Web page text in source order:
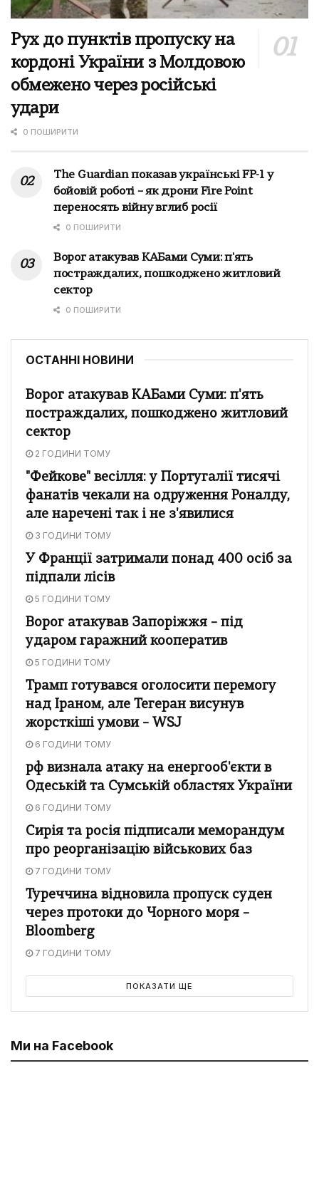
Рух до пунктів пропуску на
кордоні України з Молдовою
обмежено через російські
удари
0 ПОШИРИТИ
The Guardian показав українські FP-1 у
бойовій роботі – як дрони Fire Point
переносять війну вглиб росії
0 ПОШИРИТИ
Ворог атакував КАБами Суми: п'ять
постраждалих, пошкоджено житловий
сектор
0 ПОШИРИТИ
ОСТАННІ НОВИНИ
Ворог атакував КАБами Суми: п'ять
постраждалих, пошкоджено житловий
сектор
2 ГОДИНИ ТОМУ
"Фейкове" весілля: у Португалії тисячі
фанатів чекали на одруження Роналду,
але наречені так і не з'явилися
3 ГОДИНИ ТОМУ
У Франції затримали понад 400 осіб за
підпали лісів
5 ГОДИНИ ТОМУ
Ворог атакував Запоріжжя – під
ударом гаражний кооператив
5 ГОДИНИ ТОМУ
Трамп готувався оголосити перемогу
над Іраном, але Тегеран висунув
жорсткіші умови – WSJ
6 ГОДИНИ ТОМУ
рф визнала атаку на енергооб'єкти в
Одеській та Сумській областях України
6 ГОДИНИ ТОМУ
Сирія та росія підписали меморандум
про реорганізацію військових баз
7 ГОДИНИ ТОМУ
Туреччина відновила пропуск суден
через протоки до Чорного моря –
Bloomberg
7 ГОДИНИ ТОМУ
ПОКАЗАТИ ЩЕ
Ми на Facebook